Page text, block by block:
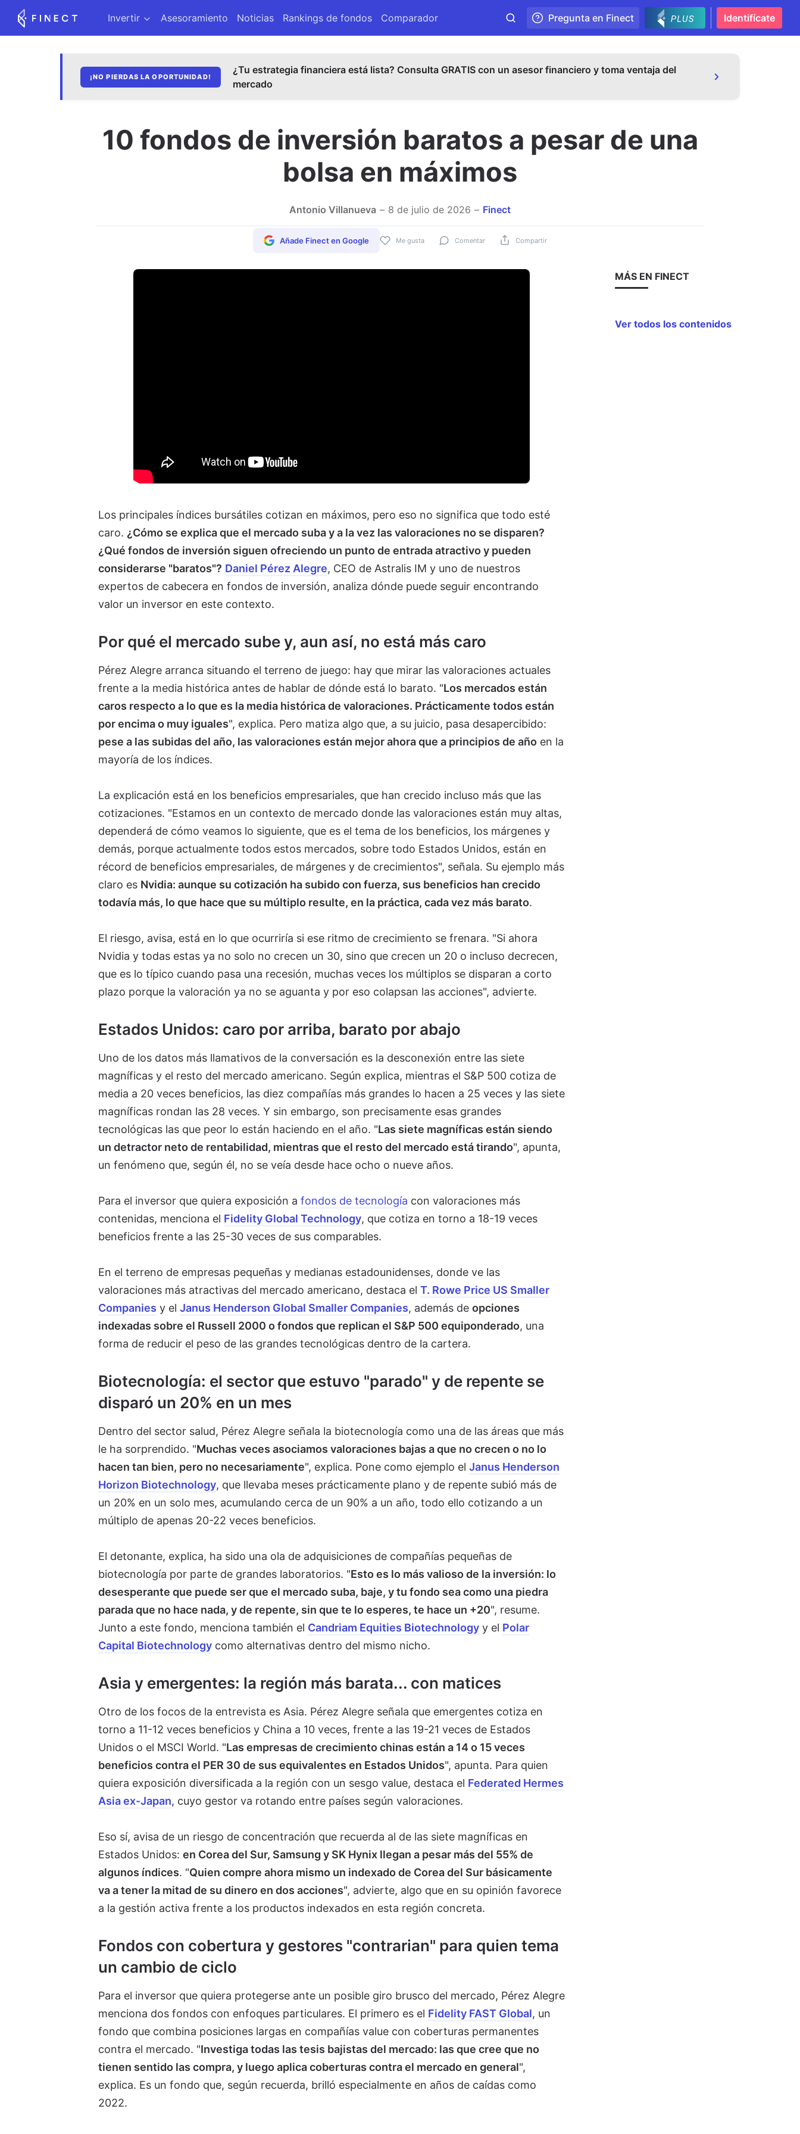
Invertir Asesoramiento Noticias Rankings de fondos Comparador Pregunta en Finect Identifícate
¡NO PIERDAS LA OPORTUNIDAD!
¿Tu estrategia financiera está lista? Consulta GRATIS con un asesor financiero y toma ventaja del
mercado
10 fondos de inversión baratos a pesar de una
bolsa en máximos
Antonio Villanueva 8 de julio de 2026 Finect
Me gusta Comentar Compartir
Añade Finect en Google
Los principales índices bursátiles cotizan en máximos, pero eso no significa que todo esté
caro. ¿Cómo se explica que el mercado suba y a la vez las valoraciones no se disparen?
¿Qué fondos de inversión siguen ofreciendo un punto de entrada atractivo y pueden
considerarse "baratos"? Daniel Pérez Alegre, CEO de Astralis IM y uno de nuestros
expertos de cabecera en fondos de inversión, analiza dónde puede seguir encontrando
valor un inversor en este contexto.
Por qué el mercado sube y, aun así, no está más caro
Pérez Alegre arranca situando el terreno de juego: hay que mirar las valoraciones actuales
frente a la media histórica antes de hablar de dónde está lo barato. "Los mercados están
caros respecto a lo que es la media histórica de valoraciones. Prácticamente todos están
por encima o muy iguales", explica. Pero matiza algo que, a su juicio, pasa desapercibido:
pese a las subidas del año, las valoraciones están mejor ahora que a principios de año en la
mayoría de los índices.
La explicación está en los beneficios empresariales, que han crecido incluso más que las
cotizaciones. "Estamos en un contexto de mercado donde las valoraciones están muy altas,
dependerá de cómo veamos lo siguiente, que es el tema de los beneficios, los márgenes y
demás, porque actualmente todos estos mercados, sobre todo Estados Unidos, están en
récord de beneficios empresariales, de márgenes y de crecimientos", señala. Su ejemplo más
claro es Nvidia: aunque su cotización ha subido con fuerza, sus beneficios han crecido
todavía más, lo que hace que su múltiplo resulte, en la práctica, cada vez más barato.
El riesgo, avisa, está en lo que ocurriría si ese ritmo de crecimiento se frenara. "Si ahora
Nvidia y todas estas ya no solo no crecen un 30, sino que crecen un 20 o incluso decrecen,
que es lo típico cuando pasa una recesión, muchas veces los múltiplos se disparan a corto
plazo porque la valoración ya no se aguanta y por eso colapsan las acciones", advierte.
Estados Unidos: caro por arriba, barato por abajo
Uno de los datos más llamativos de la conversación es la desconexión entre las siete
magníficas y el resto del mercado americano. Según explica, mientras el S&P 500 cotiza de
media a 20 veces beneficios, las diez compañías más grandes lo hacen a 25 veces y las siete
magníficas rondan las 28 veces. Y sin embargo, son precisamente esas grandes
tecnológicas las que peor lo están haciendo en el año. "Las siete magníficas están siendo
un detractor neto de rentabilidad, mientras que el resto del mercado está tirando", apunta,
un fenómeno que, según él, no se veía desde hace ocho o nueve años.
Para el inversor que quiera exposición a fondos de tecnología con valoraciones más
contenidas, menciona el Fidelity Global Technology, que cotiza en torno a 18-19 veces
beneficios frente a las 25-30 veces de sus comparables.
En el terreno de empresas pequeñas y medianas estadounidenses, donde ve las
valoraciones más atractivas del mercado americano, destaca el T. Rowe Price US Smaller
Companies y el Janus Henderson Global Smaller Companies, además de opciones
indexadas sobre el Russell 2000 o fondos que replican el S&P 500 equiponderado, una
forma de reducir el peso de las grandes tecnológicas dentro de la cartera.
Biotecnología: el sector que estuvo "parado" y de repente se
disparó un 20% en un mes
Dentro del sector salud, Pérez Alegre señala la biotecnología como una de las áreas que más
le ha sorprendido. "Muchas veces asociamos valoraciones bajas a que no crecen o no lo
hacen tan bien, pero no necesariamente", explica. Pone como ejemplo el Janus Henderson
Horizon Biotechnology, que llevaba meses prácticamente plano y de repente subió más de
un 20% en un solo mes, acumulando cerca de un 90% a un año, todo ello cotizando a un
múltiplo de apenas 20-22 veces beneficios.
El detonante, explica, ha sido una ola de adquisiciones de compañías pequeñas de
biotecnología por parte de grandes laboratorios. "Esto es lo más valioso de la inversión: lo
desesperante que puede ser que el mercado suba, baje, y tu fondo sea como una piedra
parada que no hace nada, y de repente, sin que te lo esperes, te hace un +20", resume.
Junto a este fondo, menciona también el Candriam Equities Biotechnologyy el Polar
Capital Biotechnologycomo alternativas dentro del mismo nicho.
Asia y emergentes: la región más barata... con matices
Otro de los focos de la entrevista es Asia. Pérez Alegre señala que emergentes cotiza en
torno a 11-12 veces beneficios y China a 10 veces, frente a las 19-21 veces de Estados
Unidos o el MSCI World. "Las empresas de crecimiento chinas están a 14 o 15 veces
beneficios contra el PER 30 de sus equivalentes en Estados Unidos", apunta. Para quien
quiera exposición diversificada a la región con un sesgo value, destaca el Federated Hermes
Asia ex-Japan, cuyo gestor va rotando entre países según valoraciones.
Eso sí, avisa de un riesgo de concentración que recuerda al de las siete magníficas en
Estados Unidos: en Corea del Sur, Samsung y SK Hynix llegan a pesar más del 55% de
algunos índices. "Quien compre ahora mismo un indexado de Corea del Sur básicamente
va a tener la mitad de su dinero en dos acciones", advierte, algo que en su opinión favorece
a la gestión activa frente a los productos indexados en esta región concreta.
Fondos con cobertura y gestores "contrarian" para quien tema
un cambio de ciclo
Para el inversor que quiera protegerse ante un posible giro brusco del mercado, Pérez Alegre
menciona dos fondos con enfoques particulares. El primero es el Fidelity FAST Global, un
fondo que combina posiciones largas en compañías value con coberturas permanentes
contra el mercado. "Investiga todas las tesis bajistas del mercado: las que cree que no
tienen sentido las compra, y luego aplica coberturas contra el mercado en general",
explica. Es un fondo que, según recuerda, brilló especialmente en años de caídas como
2022.
MÁS EN FINECT
Ver todos los contenidos